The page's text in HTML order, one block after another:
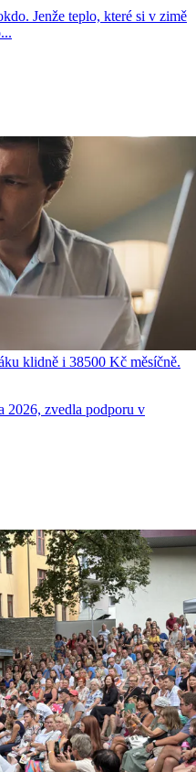
Jenže teplo, které si v zimě
klidně i 38500 Kč měsíčně.
2026, zvedla podporu v